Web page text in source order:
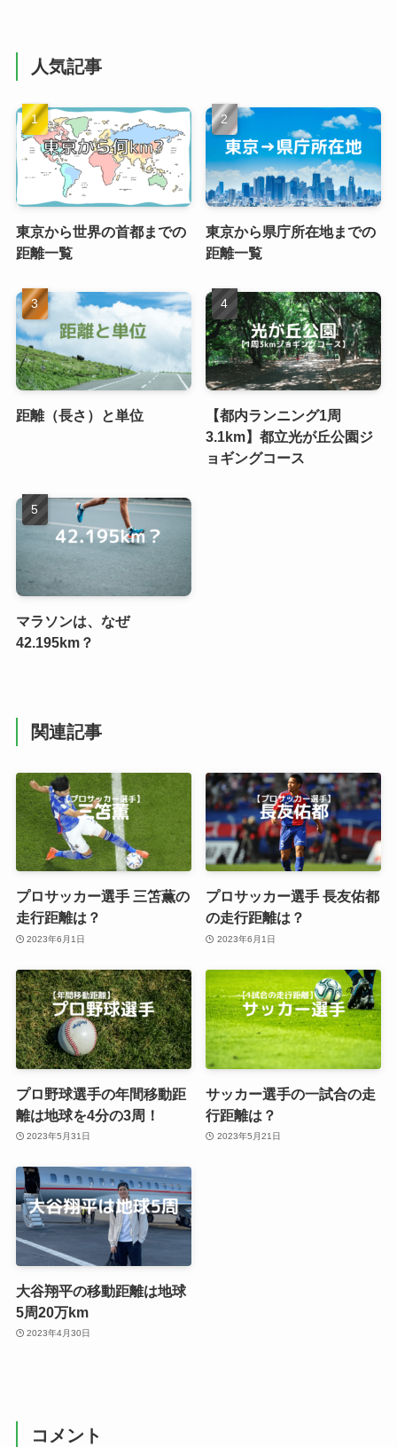
人気記事
東京から世界の首都までの
距離一覧
東京から県庁所在地までの
距離一覧
距離（長さ）と単位
【都内ランニング1周
3.1km】都立光が丘公園ジ
ョギングコース
マラソンは、なぜ
42.195km？
関連記事
プロサッカー選手 三笘薫の
走行距離は？
2023年6月1日
プロサッカー選手 長友佑都
の走行距離は？
2023年6月1日
プロ野球選手の年間移動距
離は地球を4分の3周！
2023年5月31日
サッカー選手の一試合の走
行距離は？
2023年5月21日
大谷翔平の移動距離は地球
5周20万km
2023年4月30日
コメント